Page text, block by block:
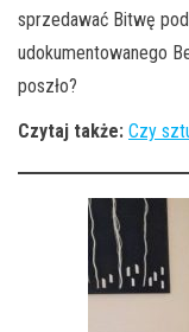
sprzedawać Bitwę
udokumentowanego
poszło?
Czytaj także: Czy